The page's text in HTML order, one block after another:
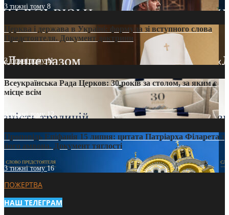
3 тижні тому 8
Церква і держава в Україні: формула зі вступного слова
Предстоятеля. Документ доктрини
3 тижні тому11
Всеукраїнська Рада Церков: 30 років за столом, за яким є
місце всім
3 тижні тому12
Проповідь Епіфанія 15 липня: цитата Патріарха Філарета з
його амвона. Документ тяглості
3 тижні тому16
ПОЖЕРТВА
НАШ ТЕЛЕГРАМ